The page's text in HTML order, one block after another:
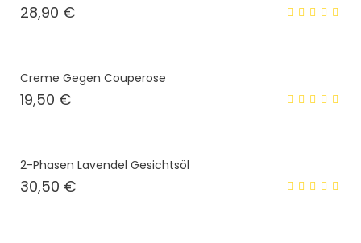
28,90 €Preis
Creme Gegen Couperose
19,50 €Preis
2-Phasen Lavendel Gesichtsöl
30,50 €Preis